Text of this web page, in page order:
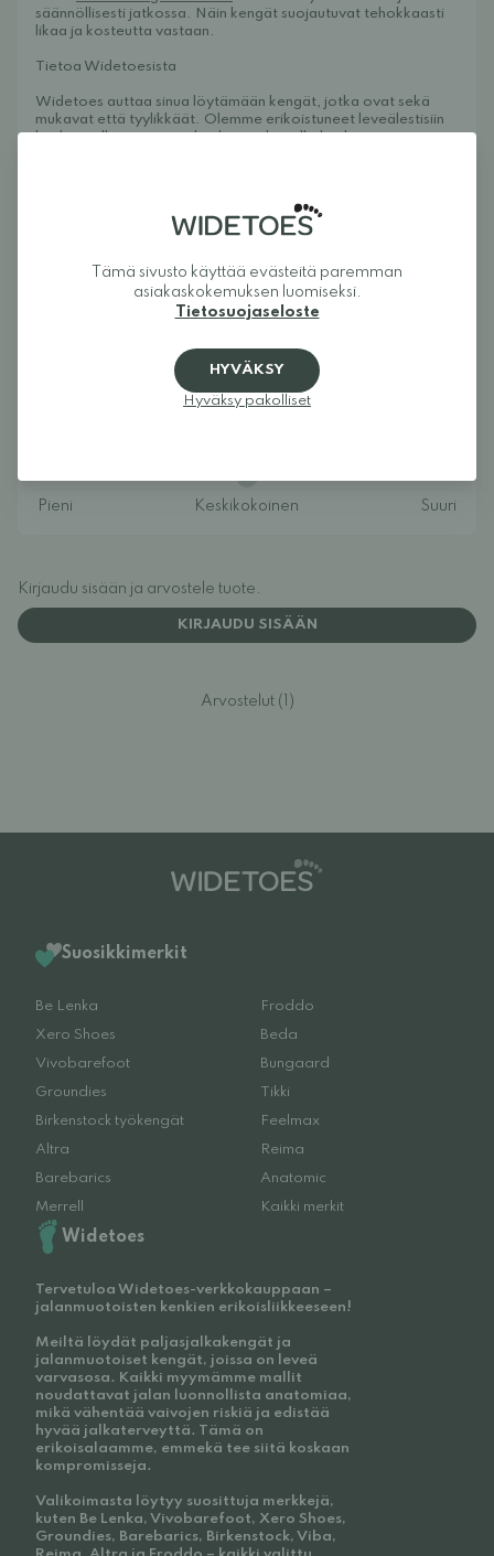
säännöllisesti jatkossa. Näin kengät suojautuvat tehokkaasti
likaa ja kosteutta vastaan.
Tietoa Widetoesista
Widetoes auttaa sinua löytämään kengät, jotka ovat sekä
mukavat että tyylikkäät. Olemme erikoistuneet leveälestisiin
kenkiin, jalkamuotoisiin kenkiin, paljasjalkakenkiin ja
löytäminen helpoksi. Kengät antavat varpaille niiden
tarvitseman tilan ja mahdollistavat jalan luonnollisen liikkeen.
Widetoes – kengät, jotka näyttävät jaloilta, eivät päinvastoin.
Kirjaudu sisään ja arvostele tuote.
KIRJAUDU SISÄÄN
Arvostelut (1)
Suosikkimerkit
Be Lenka
Froddo
Xero Shoes
Beda
Vivobarefoot
Bungaard
Groundies
Tikki
Birkenstock työkengät
Feelmax
Altra
Reima
Barebarics
Anatomic
Merrell
Kaikki merkit
Widetoes
Tervetuloa Widetoes-verkkokauppaan –
jalanmuotoisten kenkien erikoisliikkeeseen!
Meiltä löydät paljasjalkakengät ja
jalanmuotoiset kengät, joissa on leveä
varvasosa. Kaikki myymämme mallit
noudattavat jalan luonnollista anatomiaa,
mikä vähentää vaivojen riskiä ja edistää
hyvää jalkaterveyttä. Tämä on
erikoisalaamme, emmekä tee siitä koskaan
kompromisseja.
Valikoimasta löytyy suosittuja merkkejä,
kuten Be Lenka, Vivobarefoot, Xero Shoes,
Groundies, Barebarics, Birkenstock, Viba,
Tämä sivusto käyttää evästeitä paremman
asiakaskokemuksen luomiseksi.
Tietosuojaseloste
HYVÄKSY
Hyväksy pakolliset